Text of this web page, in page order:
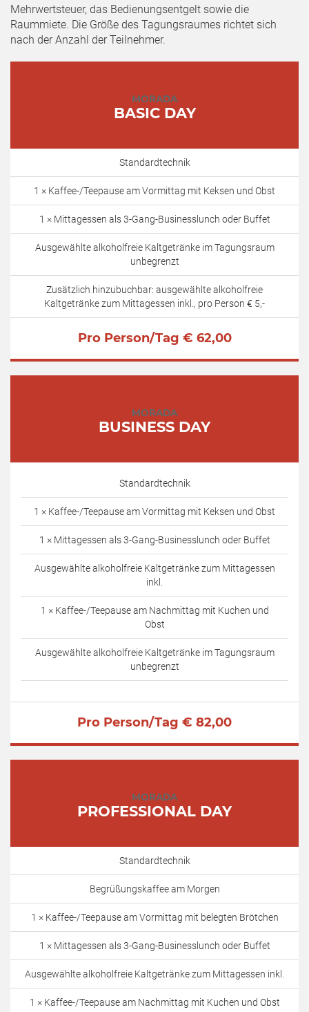
Mehrwertsteuer, das Bedienungsentgelt sowie die
Raummiete. Die Größe des Tagungsraumes richtet sich
nach der Anzahl der Teilnehmer.
MORADA
BASIC DAY
Standardtechnik
1 × Kaffee-/Teepause am Vormittag mit Keksen und Obst
1 × Mittagessen als 3-Gang-Businesslunch oder Buffet
Ausgewählte alkoholfreie Kaltgetränke im Tagungsraum
unbegrenzt
Zusätzlich hinzubuchbar: ausgewählte alkoholfreie
Kaltgetränke zum Mittagessen inkl., pro Person € 5,-
Pro Person/Tag € 62,00
MORADA
BUSINESS DAY
Standardtechnik
1 × Kaffee-/Teepause am Vormittag mit Keksen und Obst
1 × Mittagessen als 3-Gang-Businesslunch oder Buffet
Ausgewählte alkoholfreie Kaltgetränke zum Mittagessen
inkl.
1 × Kaffee-/Teepause am Nachmittag mit Kuchen und
Obst
Ausgewählte alkoholfreie Kaltgetränke im Tagungsraum
unbegrenzt
Pro Person/Tag € 82,00
MORADA
PROFESSIONAL DAY
Standardtechnik
Begrüßungskaffee am Morgen
1 × Kaffee-/Teepause am Vormittag mit belegten Brötchen
1 × Mittagessen als 3-Gang-Businesslunch oder Buffet
Ausgewählte alkoholfreie Kaltgetränke zum Mittagessen inkl.
1 × Kaffee-/Teepause am Nachmittag mit Kuchen und Obst